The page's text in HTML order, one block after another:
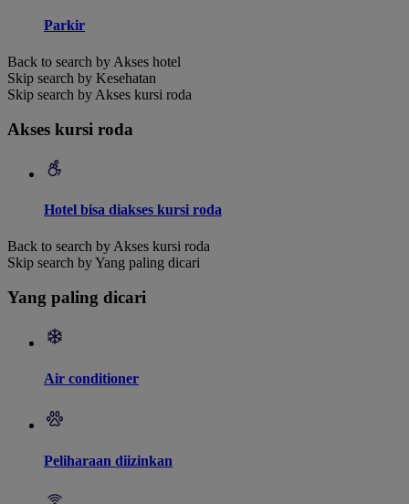
Parkir
Back to search by Akses hotel
Skip search by Kesehatan
Skip search by Akses kursi roda
Akses kursi roda
Hotel bisa diakses kursi roda
Back to search by Akses kursi roda
Skip search by Yang paling dicari
Yang paling dicari
Air conditioner
Peliharaan diizinkan